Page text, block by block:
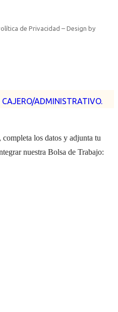
ADMINISTRATIVO.
de Privacidad – Design by
los datos y adjunta tu
nuestra Bolsa de Trabajo: